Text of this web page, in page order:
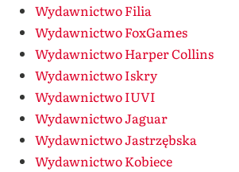
Wydawnictwo Filia
Wydawnictwo FoxGames
Wydawnictwo Harper Collins
Wydawnictwo Iskry
Wydawnictwo IUVI
Wydawnictwo Jaguar
Wydawnictwo Jastrzębska
Wydawnictwo Kobiece